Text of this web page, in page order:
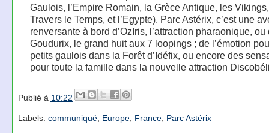
Gaulois, l’Empire Romain, la Grèce Antique, les
Travers le Temps, et l’Egypte). Parc Astérix, c’est une
renversante à bord d’OzIris, l’attraction pharaonique, ou
Goudurix, le grand huit aux 7 loopings ; de l’émotion
petits gaulois dans la Forêt d’Idéfix, ou encore des
pour toute la famille dans la nouvelle attraction
Publié à 10:22
Labels: communiqué, Europe, France, Parc Astérix